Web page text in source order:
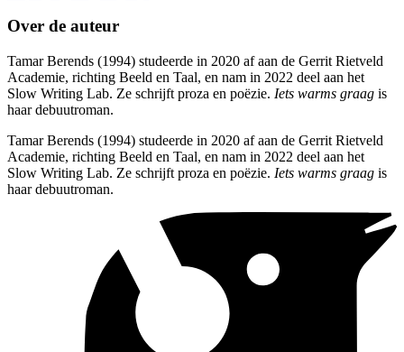
Over de auteur
Tamar Berends (1994) studeerde in 2020 af aan de Gerrit Rietveld
Academie, richting Beeld en Taal, en nam in 2022 deel aan het
Slow Writing Lab. Ze schrijft proza en poëzie. Iets warms graag is
haar debuutroman.
Tamar Berends (1994) studeerde in 2020 af aan de Gerrit Rietveld
Academie, richting Beeld en Taal, en nam in 2022 deel aan het
Slow Writing Lab. Ze schrijft proza en poëzie. Iets warms graag is
haar debuutroman.